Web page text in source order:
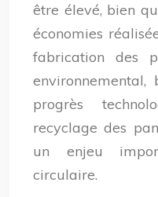
être élevé, bien
économies
fabrication des
progrès
recyclage des
un enjeu
circulaire.